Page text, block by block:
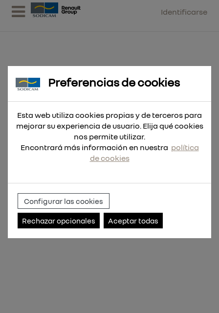
Identificarse
Broca SDS-Plus M2 8x160
Preferencias de cookies
Esta web utiliza cookies propias y de terceros para
mejorar su experiencia de usuario. Elija qué cookies
nos permite utilizar.
Encontrará más información en nuestra política
de cookies
Configurar las cookies
Rechazar opcionales Aceptar todas